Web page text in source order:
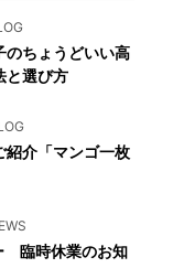
のちょうどいい高
選び方
紹介「マンゴ一枚
臨時休業のお知